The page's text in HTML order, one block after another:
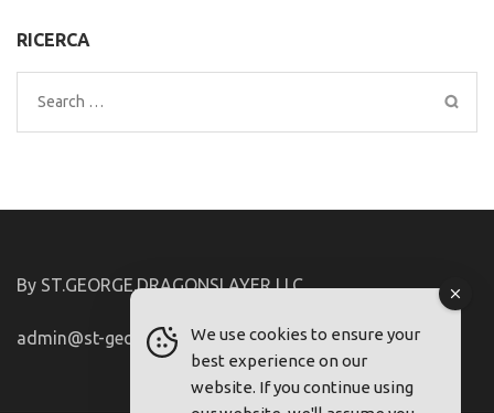
RICERCA
Search
for:
By ST.GEORGE.DRAGONSLAYER LLC
admin@st-george-dragonslayer.comWe use cookies to ensure your
best experience on our
website. If you continue using